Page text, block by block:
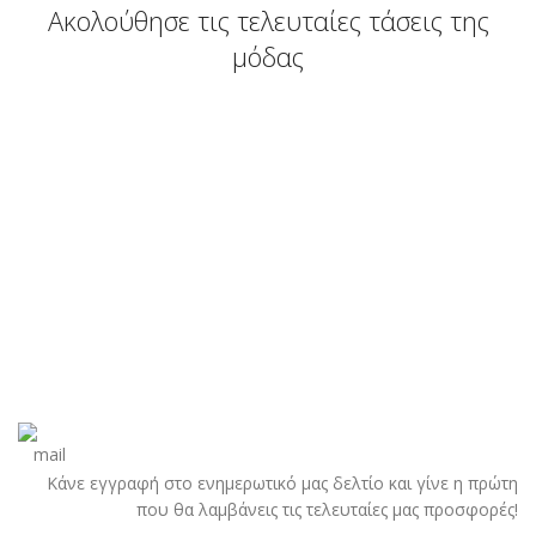
Ακολούθησε τις τελευταίες τάσεις της
μόδας
Κάνε εγγραφή στο ενημερωτικό μας δελτίο και γίνε η πρώτη
που θα λαμβάνεις τις τελευταίες μας προσφορές!